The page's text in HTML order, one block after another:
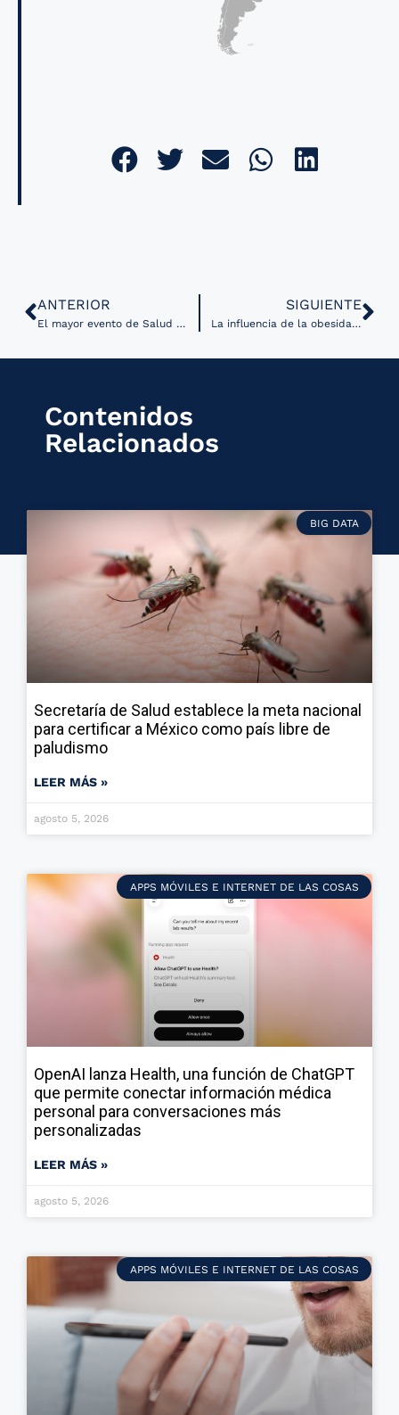
ANTERIOR
El mayor evento de Salud Digital en Escandinavia
SIGUIENTE
La influencia de la obesidad, historia parental de Diabetes y la genética en Diabetes tipo 2 (T2D): estudio de casos y controles
Contenidos
Relacionados
BIG DATA
Secretaría de Salud establece la meta nacional
para certificar a México como país libre de
paludismo
LEER MÁS »
agosto 5, 2026
APPS MÓVILES E INTERNET DE LAS COSAS
OpenAI lanza Health, una función de ChatGPT
que permite conectar información médica
personal para conversaciones más
personalizadas
LEER MÁS »
agosto 5, 2026
APPS MÓVILES E INTERNET DE LAS COSAS